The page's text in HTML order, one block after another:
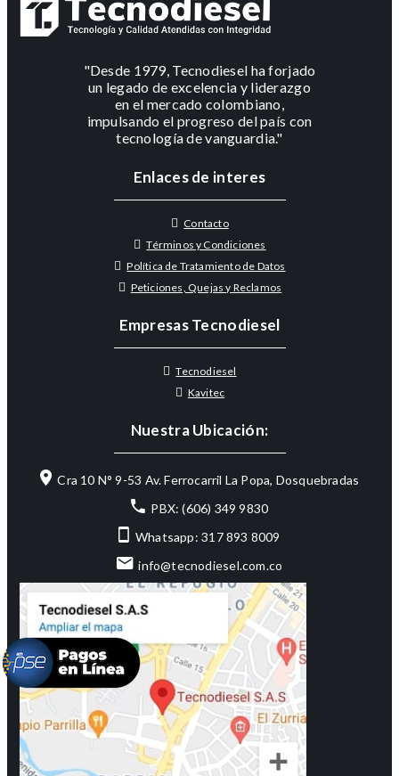
"Desde 1979, Tecnodiesel ha forjado
un legado de excelencia y liderazgo
en el mercado colombiano,
impulsando el progreso del país con
tecnología de vanguardia."
Enlaces de interes
Contacto
Términos y Condiciones
Política de Tratamiento de Datos
Peticiones, Quejas y Reclamos
Empresas Tecnodiesel
Tecnodiesel
Kavitec
Nuestra Ubicación:
Cra 10 N° 9-53 Av. Ferrocarril La Popa, Dosquebradas
PBX: (606) 349 9830
Whatsapp: 317 893 8009
info@tecnodiesel.com.co